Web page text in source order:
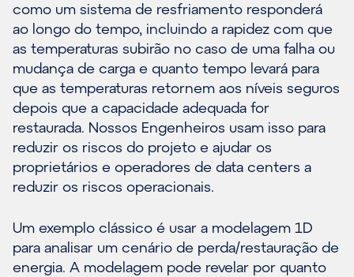
como um sistema de resfriamento responderá
ao longo do tempo, incluindo a rapidez com que
as temperaturas subirão no caso de uma falha ou
mudança de carga e quanto tempo levará para
que as temperaturas retornem aos níveis seguros
depois que a capacidade adequada for
restaurada. Nossos Engenheiros usam isso para
reduzir os riscos do projeto e ajudar os
proprietários e operadores de data centers a
reduzir os riscos operacionais.
Um exemplo clássico é usar a modelagem 1D
para analisar um cenário de perda/restauração de
energia. A modelagem pode revelar por quanto